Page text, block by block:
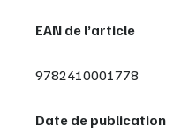
EAN de l’article
9782410001778
Date de publication